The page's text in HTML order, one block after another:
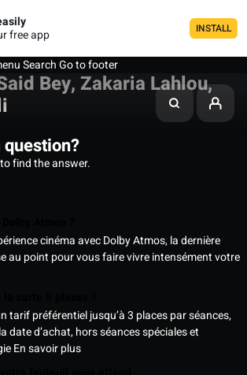
free app
INSTALL
SearchGo to footer
Bey, Zakaria Lahlou,
question?
find the answer.
cinéma avec Dolby Atmos, la dernière
au point pour vous faire vivre intensément votre
tarif préférentiel jusqu’à 3 places par séances,
date d’achat, hors séances spéciales et
En savoir plus